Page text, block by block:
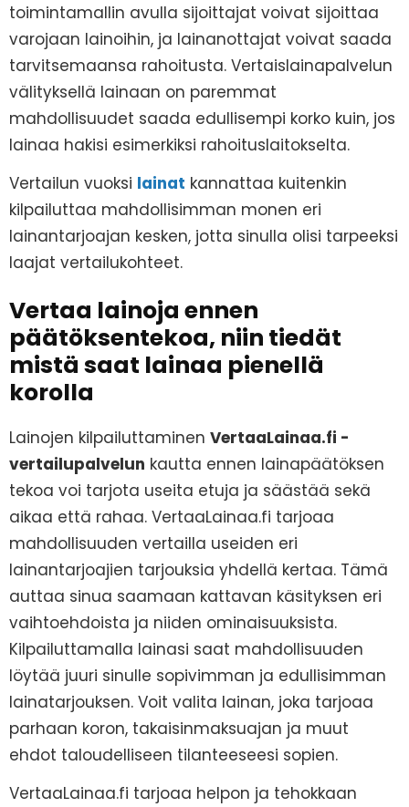
toimintamallin avulla sijoittajat voivat sijoittaa
varojaan lainoihin, ja lainanottajat voivat saada
tarvitsemaansa rahoitusta. Vertaislainapalvelun
välityksellä lainaan on paremmat
mahdollisuudet saada edullisempi korko kuin, jos
lainaa hakisi esimerkiksi rahoituslaitokselta.
Vertailun vuoksi lainat kannattaa kuitenkin
kilpailuttaa mahdollisimman monen eri
lainantarjoajan kesken, jotta sinulla olisi tarpeeksi
laajat vertailukohteet.
Vertaa lainoja ennen
päätöksentekoa, niin tiedät
mistä saat lainaa pienellä
korolla
Lainojen kilpailuttaminen VertaaLainaa.fi -
vertailupalvelun kautta ennen lainapäätöksen
tekoa voi tarjota useita etuja ja säästää sekä
aikaa että rahaa. VertaaLainaa.fi tarjoaa
mahdollisuuden vertailla useiden eri
lainantarjoajien tarjouksia yhdellä kertaa. Tämä
auttaa sinua saamaan kattavan käsityksen eri
vaihtoehdoista ja niiden ominaisuuksista.
Kilpailuttamalla lainasi saat mahdollisuuden
löytää juuri sinulle sopivimman ja edullisimman
lainatarjouksen. Voit valita lainan, joka tarjoaa
parhaan koron, takaisinmaksuajan ja muut
ehdot taloudelliseen tilanteeseesi sopien.
VertaaLainaa.fi tarjoaa helpon ja tehokkaan